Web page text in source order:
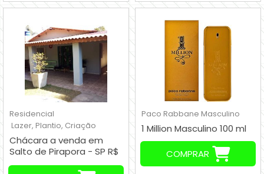
Residencial
Lazer, Plantio, Criação
Chácara a venda em
Salto de Pirapora - SP R$
600.000,00
Paco Rabbane Masculino
1 Million Masculino 100 ml
COMPRAR